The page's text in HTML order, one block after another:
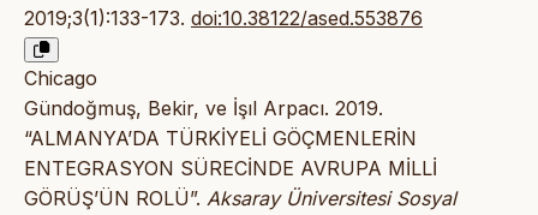
2019;3(1):133-173. doi:10.38122/ased.553876
Chicago
Gündoğmuş, Bekir, ve İşıl Arpacı. 2019.
“ALMANYA’DA TÜRKİYELİ GÖÇMENLERİN
ENTEGRASYON SÜRECİNDE AVRUPA MİLLİ
GÖRÜŞ’ÜN ROLÜ”. Aksaray Üniversitesi Sosyal